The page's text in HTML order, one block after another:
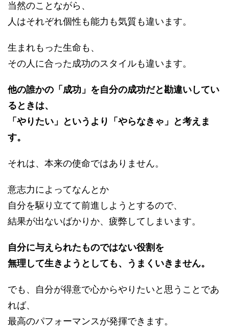
当然のことながら、
人はそれぞれ個性も能力も気質も違います。
生まれもった生命も、
その人に合った成功のスタイルも違います。
他の誰かの「成功」を自分の成功だと勘違いしてい
るときは、
「やりたい」というより「やらなきゃ」と考えま
す。
それは、本来の使命ではありません。
意志力によってなんとか
自分を駆り立てて前進しようとするので、
結果が出ないばかりか、疲弊してしまいます。
自分に与えられたものではない役割を
無理して生きようとしても、うまくいきません。
でも、自分が得意で心からやりたいと思うことであ
れば、
最高のパフォーマンスが発揮できます。